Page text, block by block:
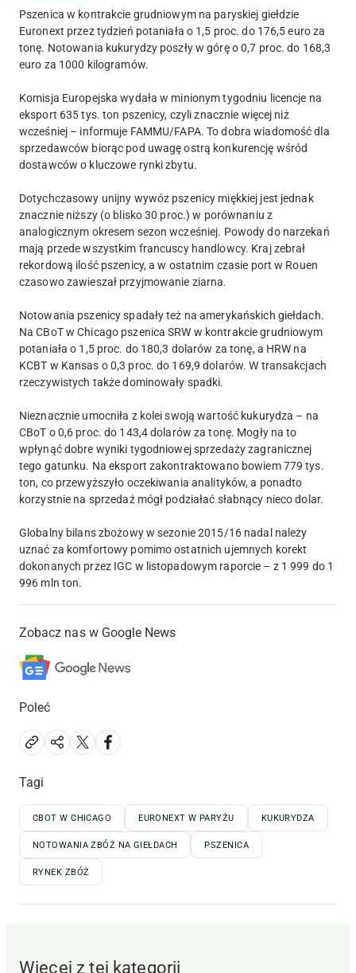
Pszenica w kontrakcie grudniowym na paryskiej giełdzie
Euronext przez tydzień potaniała o 1,5 proc. do 176,5 euro za
tonę. Notowania kukurydzy poszły w górę o 0,7 proc. do 168,3
euro za 1000 kilogramów.
Komisja Europejska wydała w minionym tygodniu licencje na
eksport 635 tys. ton pszenicy, czyli znacznie więcej niż
wcześniej – informuje FAMMU/FAPA. To dobra wiadomość dla
sprzedawców biorąc pod uwagę ostrą konkurencję wśród
dostawców o kluczowe rynki zbytu.
Dotychczasowy unijny wywóz pszenicy miękkiej jest jednak
znacznie niższy (o blisko 30 proc.) w porównaniu z
analogicznym okresem sezon wcześniej. Powody do narzekań
mają przede wszystkim francuscy handlowcy. Kraj zebrał
rekordową ilość pszenicy, a w ostatnim czasie port w Rouen
czasowo zawieszał przyjmowanie ziarna.
Notowania pszenicy spadały też na amerykańskich giełdach.
Na CBoT w Chicago pszenica SRW w kontrakcie grudniowym
potaniała o 1,5 proc. do 180,3 dolarów za tonę, a HRW na
KCBT w Kansas o 0,3 proc. do 169,9 dolarów. W transakcjach
rzeczywistych także dominowały spadki.
Nieznacznie umocniła z kolei swoją wartość kukurydza – na
CBoT o 0,6 proc. do 143,4 dolarów za tonę. Mogły na to
wpłynąć dobre wyniki tygodniowej sprzedaży zagranicznej
tego gatunku. Na eksport zakontraktowano bowiem 779 tys.
ton, co przewyższyło oczekiwania analityków, a ponadto
korzystnie na sprzedaż mógł podziałać słabnący nieco dolar.
Globalny bilans zbożowy w sezonie 2015/16 nadal należy
uznać za komfortowy pomimo ostatnich ujemnych korekt
dokonanych przez IGC w listopadowym raporcie – z 1 999 do 1
996 mln ton.
Zobacz nas w Google News
Poleć
Tagi
CBOT W CHICAGO EURONEXT W PARYŻU KUKURYDZA
NOTOWANIA ZBÓŻ NA GIEŁDACH PSZENICA
RYNEK ZBÓŻ
Więcej z tej kategorii